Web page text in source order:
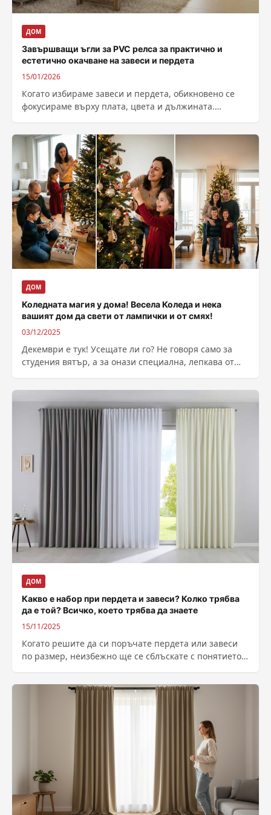
ДОМ
Завършващи ъгли за PVC релса за практично и
естетично окачване на завеси и пердета
15/01/2026
Когато избираме завеси и пердета, обикновено се
фокусираме върху плата, цвета и дължината.
ДОМ
Коледната магия у дома! Весела Коледа и нека
вашият дом да свети от лампички и от смях!
03/12/2025
Декември е тук! Усещате ли го? Не говоря само за
студения вятър, а за онази специална, лепкава от
ДОМ
Какво е набор при пердета и завеси? Колко трябва
да е той? Всичко, което трябва да знаете
15/11/2025
Когато решите да си поръчате пердета или завеси
по размер, неизбежно ще се сблъскате с понятието